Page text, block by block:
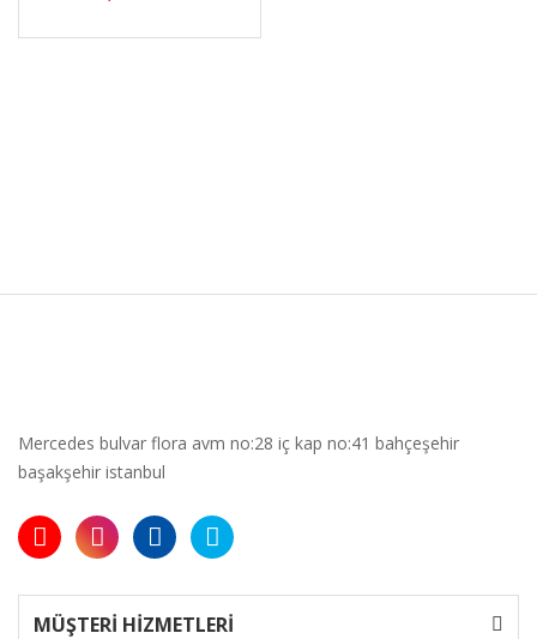
Mercedes bulvar flora avm no:28 iç kap no:41 bahçeşehir
başakşehir istanbul
MÜŞTERİ HİZMETLERİ